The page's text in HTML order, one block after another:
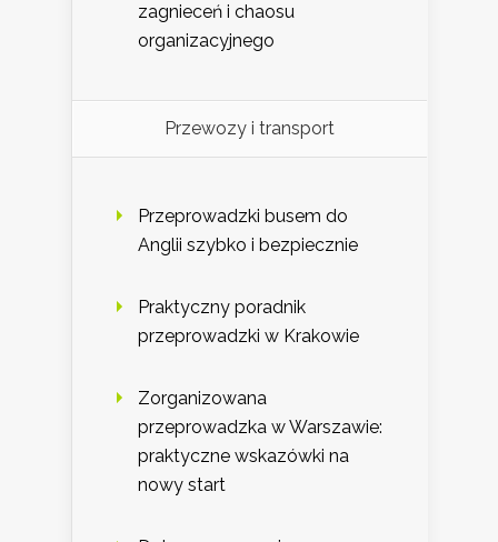
zagnieceń i chaosu
organizacyjnego
Przewozy i transport
Przeprowadzki busem do
Anglii szybko i bezpiecznie
Praktyczny poradnik
przeprowadzki w Krakowie
Zorganizowana
przeprowadzka w Warszawie:
praktyczne wskazówki na
nowy start